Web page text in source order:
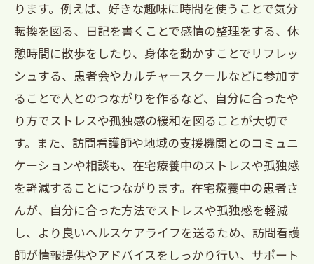
ります。例えば、好きな趣味に時間を使うことで気分
転換を図る、日記を書くことで感情の整理をする、休
憩時間に散歩をしたり、身体を動かすことでリフレッ
シュする、患者会やカルチャースクールなどに参加す
ることで人とのつながりを作るなど、自分に合ったや
り方でストレスや孤独感の緩和を図ることが大切で
す。また、訪問看護師や地域の支援機関とのコミュニ
ケーションや相談も、在宅療養中のストレスや孤独感
を軽減することにつながります。在宅療養中の患者さ
んが、自分に合った方法でストレスや孤独感を軽減
し、より良いヘルスケアライフを送るため、訪問看護
師が情報提供やアドバイスをしっかり行い、サポート